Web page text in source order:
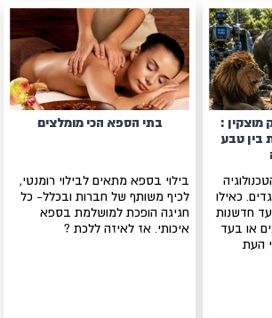
מוצקין :
בין טבע
כאילו
חדשנות
או בעד
העת
בתי הספא הכי מומלצים
בילוי בספא מתאים לבילוי רומנטי,
לכיף משותף של חברות ובכלל- כל
חגיגה הופכת למושלמת בספא
איכותי. אז לאיזה ללכת ?